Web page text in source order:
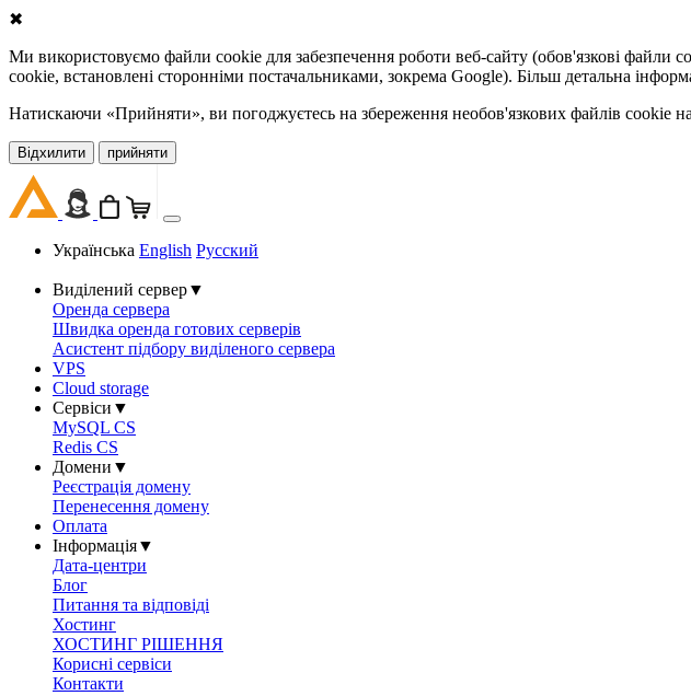
✖
Ми використовуємо файли cookie для забезпечення роботи веб-сайту (обов'язкові файли
cookie, встановлені сторонніми постачальниками, зокрема Google). Більш детальна
Натискаючи «Прийняти», ви погоджуєтесь на збереження необов'язкових файлів cookie
Відхилити прийняти
Українська English Русский
Виділений сервер▼
Оренда сервера
Швидка оренда готових серверів
Асистент підбору виділеного сервера
VPS
Cloud storage
Сервіси ▼
MySQL CS
Redis CS
Домени ▼
Реєстрація домену
Перенесення домену
Оплата
Інформація▼
Дата-центри
Блог
Питання та відповіді
Хостинг
ХОСТИНГ РІШЕННЯ
Корисні сервіси
Контакти